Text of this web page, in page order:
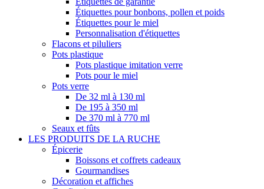
Étiquettes pour bonbons, pollen et poids
Étiquettes pour le miel
Personnalisation d'étiquettes
Flacons et piluliers
Pots plastique
Pots plastique imitation verre
Pots pour le miel
Pots verre
De 32 ml à 130 ml
De 195 à 350 ml
De 370 ml à 770 ml
Seaux et fûts
LES PRODUITS DE LA RUCHE
Épicerie
Boissons et coffrets cadeaux
Gourmandises
Décoration et affiches